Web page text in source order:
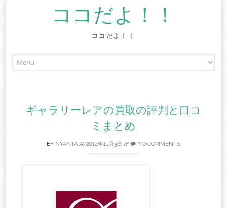
ココだよ！！
ココだよ！！
to
ギャラリーレアの買取の評判と口コ
ミまとめ
BY NYANTA // 2014年11月3日 // NO COMMENTS